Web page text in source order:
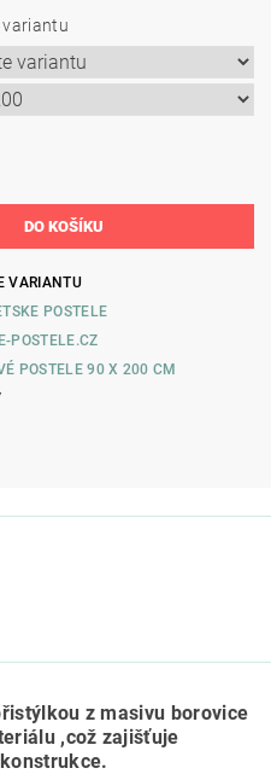
variantu
VARIANTU
POSTELE
POSTELE.CZ
POSTELE 90 X 200 CM
z masivu borovice
,což zajišťuje